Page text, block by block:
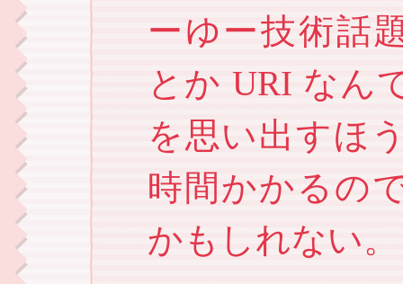
ーゆー技術話
とか URI なん
を思い出すほ
時間かかるの
かもしれない。